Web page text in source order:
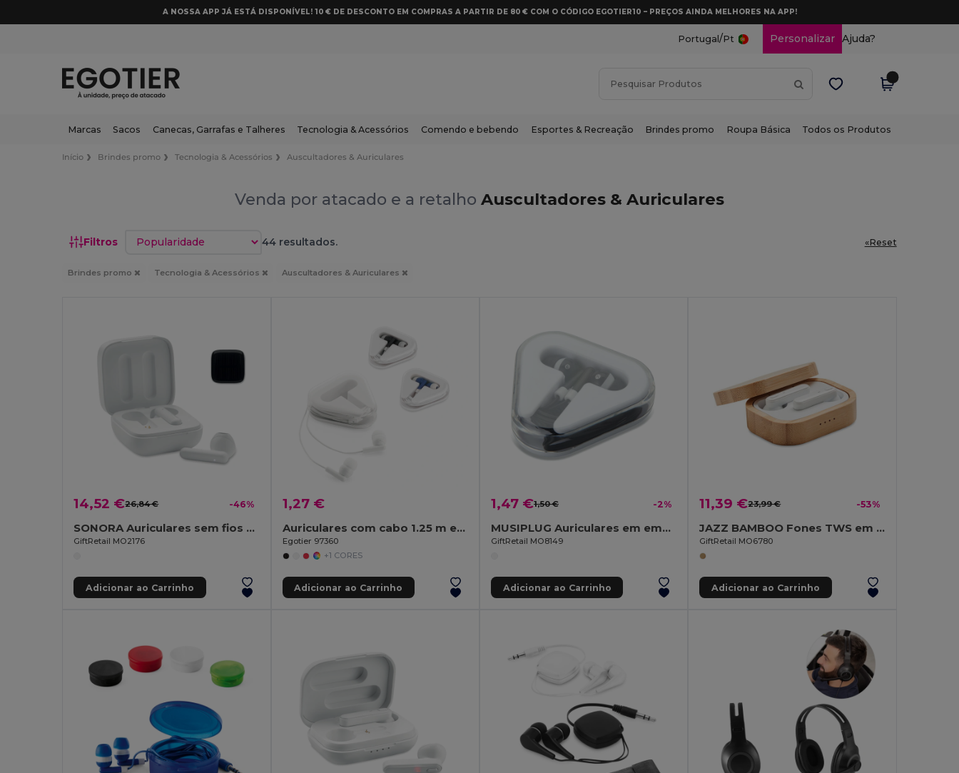
A NOSSA APP JÁ ESTÁ DISPONÍVEL! 10 € DE DESCONTO EM COMPRAS A PARTIR DE 80 € COM O CÓDIGO EGOTIER10 – PREÇOS AINDA MELHORES NA APP!
Portugal /Pt Personalizar Ajuda?
Marcas Sacos Canecas, Garrafas e Talheres Tecnologia & Acessórios Comendo e bebendo Esportes & Recreação Brindes promo Roupa Básica Todos os Produtos
Início Brindes promo Tecnologia & Acessórios Auscultadores & Auriculares
Venda por atacado e a retalho Auscultadores & Auriculares
Filtros Classificar por 44 resultados. «Reset
Brindes promo Tecnologia & Acessórios Auscultadores & Auriculares
14,52 €26,84 € -46%
SONORA Auriculares sem fios TWS
GiftRetail MO2176
Adicionar ao Carrinho
1,27 €
Auriculares com cabo 1.25 m em ABS
Egotier 97360
+1 CORES
Adicionar ao Carrinho
1,47 €1,50 € -2%
MUSIPLUG Auriculares em embalagem de PS
GiftRetail MO8149
Adicionar ao Carrinho
11,39 €23,99 € -53%
JAZZ BAMBOO Fones TWS em caixa de bambu
GiftRetail MO6780
Adicionar ao Carrinho